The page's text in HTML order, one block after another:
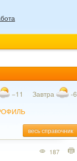
−11 Завтра -6
весь справочник
187